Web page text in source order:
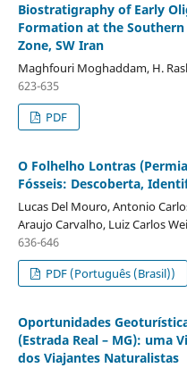
Biostratigraphy of Early
Formation at the
Zone, SW Iran
Maghfouri Moghaddam, H.
623-635
PDF
O Folhelho Lontras
Fósseis: Descoberta,
Lucas Del Mouro, Antonio
Araujo Carvalho, Luiz Carlos
636-646
PDF (Português (Brasil))
Oportunidades
(Estrada Real – MG): uma
dos Viajantes Naturalistas